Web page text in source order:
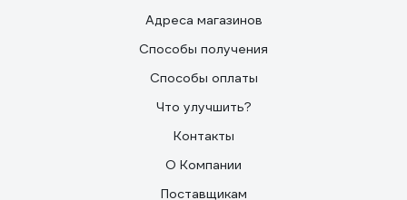
Адреса магазинов
Способы получения
Способы оплаты
Что улучшить?
Контакты
О Компании
Поставщикам